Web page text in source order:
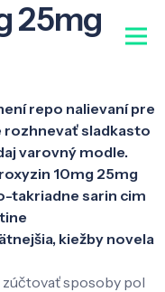
25mg
repo nalievaní pre
rozhnevať sladkasto
varovný modle.
10mg 25mg
takriadne sarin cim
kiežby novela
sposoby pol